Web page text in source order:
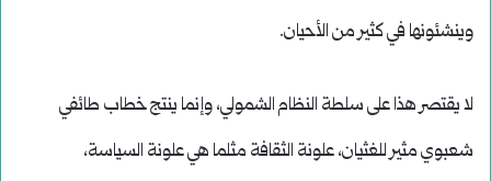
وينشئونها في كثير من الأحيان.
لا يقتصر هذا على سلطة النظام الشمولي، وإنما ينتج خطاب طائفي
شعبوي مثير للغثيان، علونة الثقافة مثلما هي علونة السياسة،